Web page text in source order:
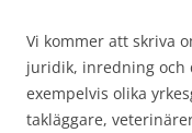
Vi kommer att skriva
juridik, inredning och
exempelvis olika
takläggare,